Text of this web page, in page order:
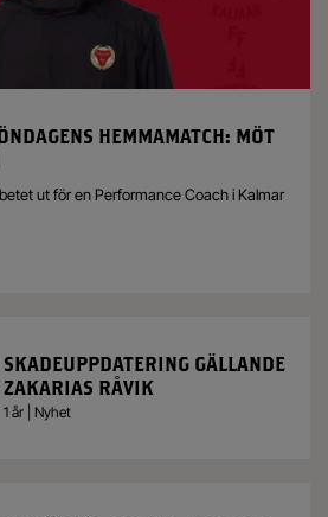
HEMMAMATCH: MÖT
ut för en Performance Coach i Kalmar
SKADEUPPDATERING GÄLLANDE
ZAKARIAS RÅVIK
1 år | Nyhet